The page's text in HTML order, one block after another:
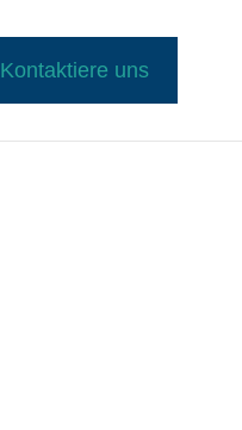
Kontaktiere uns